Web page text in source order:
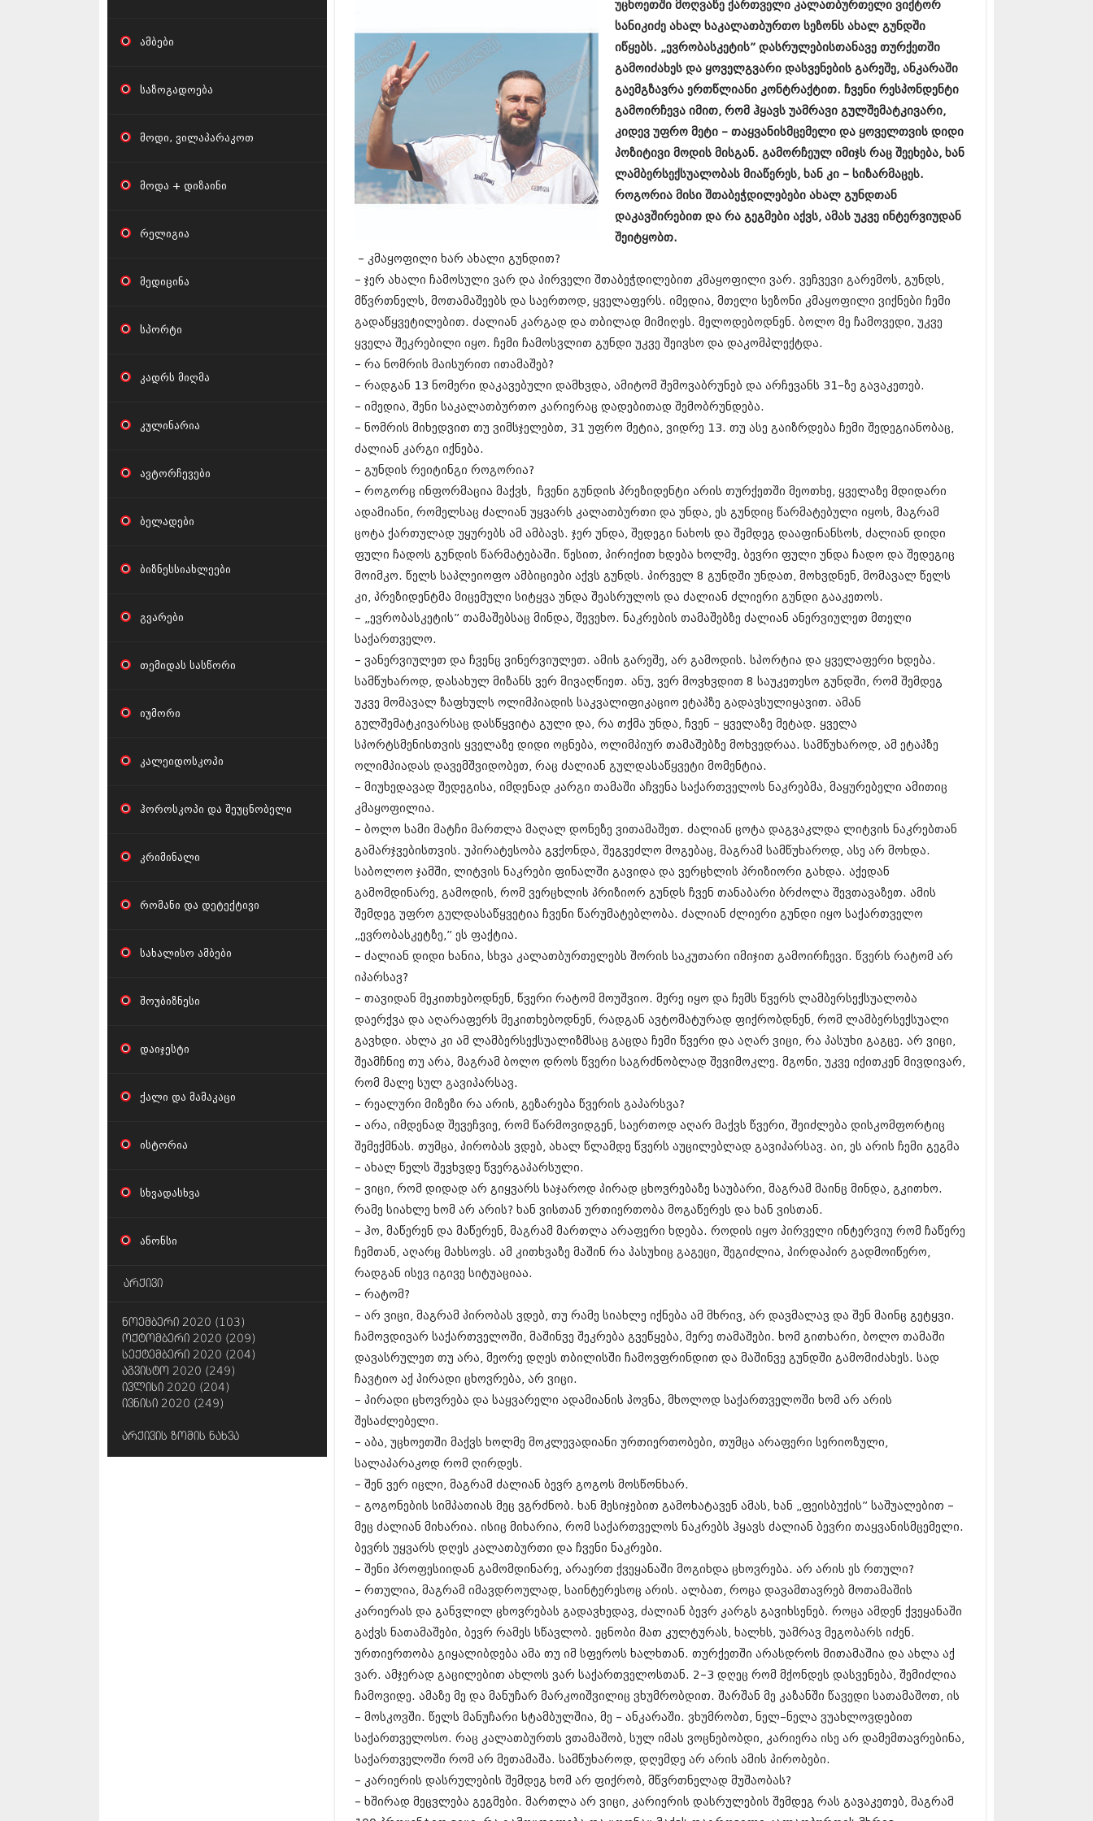
სექტემბერი 2017 (261)
აგვისტო 2017 (212)
ივლისი 2017 (233)
მაისი 2017 (216)
აპრილი 2017 (220)
მარტი 2017 (212)
თებერვალი 2017 (205)
იანვარი 2017 (246)
დეკემბერი 2016 (207)
ნოემბერი 2016 (207)
ოქტომბერი 2016 (257)
სექტემბერი 2016 (224)
აგვისტო 2016 (258)
ივლისი 2016 (211)
აპრილი 2016 (215)
მარტი 2016 (200)
თებერვალი 2016 (250)
იანვარი 2016 (206)
დეკემბერი 2015 (207)
ოქტომბერი 2015 (204)
სექტემბერი 2015 (215)
აგვისტო 2015 (286)
ივლისი 2015 (173)
მარტი 2015 (365)
თებერვალი 2015 (286)
იანვარი 2015 (247)
დეკემბერი 2014 (342)
ნოემბერი 2014 (290)
ოქტომბერი 2014 (292)
სექტემბერი 2014 (394)
აგვისტო 2014 (248)
ივლისი 2014 (313)
მაისი 2014 (313)
აპრილი 2014 (290)
თებერვალი 2014 (318)
იანვარი 2014 (297)
დეკემბერი 2013 (365)
ნოემბერი 2013 (279)
ოქტომბერი 2013 (256)
სექტემბერი 2013 (368)
ივლისი 2013 (182)
ივნისი 2013 (212)
მაისი 2013 (259)
აპრილი 2013 (304)
მარტი 2013 (352)
იანვარი 2013 (334)
ნოემბერი 2012 (295)
აგვისტო 2012 (268)
ივლისი 2012 (322)
ივნისი 2012 (282)
მაისი 2012 (240)
აპრილი 2012 (294)
თებერვალი 2012 (376)
ნოემბერი 2011 (471)
ოქტომბერი 2011 (754)
აგვისტო 2011 (249)
ივლისი 2011 (400)
ივნისი 2011 (438)
მაისი 2011 (415)
აპრილი 2011 (294)
მარტი 2011 (654)
(157)
ნოემბერი 2010 (422)
ოქტომბერი 2010 (341)
აგვისტო 2010 (461)
ივლისი 2010 (556)
მაისი 2010 (232)
თებერვალი 2010 (421)
იანვარი 2010 (422)
დეკემბერი 2009 (510)
ოქტომბერი 2009 (382)
სექტემბერი 2009 (541)
აგვისტო 2009 (14)
ივლისი 2009 (118)
თებერვალი 0216 (1)
დეკემბერი 0215 (1)
ოქტომბერი 0215 (1)
აგვისტო 0215 (2)
აგვისტო 0212 (1)
ივნისი 0212 (2)
ნოემბერი 0201 (1)
ამბები
საზოგადოება
მოდი, ვილაპარაკოთ
მოდა + დიზაინი
რელიგია
მედიცინა
სპორტი
კადრს მიღმა
კულინარია
ავტორჩევები
ბელადები
ბიზნესსიახლეები
გვარები
თემიდას სასწორი
იუმორი
კალეიდოსკოპი
ჰოროსკოპი და შეუცნობელი
კრიმინალი
რომანი და დეტექტივი
სახალისო ამბები
შოუბიზნესი
დაიჯესტი
ქალი და მამაკაცი
ისტორია
სხვადასხვა
ანონსი
არქივი
ნოემბერი 2020 (103)
ოქტომბერი 2020 (209)
სექტემბერი 2020 (204)
აგვისტო 2020 (249)
ივლისი 2020 (204)
ივნისი 2020 (249)
არქივის ზომის ნახვა
უცხოეთში მოღვაწე ქართველი კალათბურთელი ვიქტორ
სანიკიძე ახალ საკალათბურთო სეზონს ახალ გუნდში
იწყებს. „ევრობასკეტის” დასრულებისთანავე თურქეთში
გამოიძახეს და ყოველგვარი დასვენების გარეშე, ანკარაში
გაემგზავრა ერთწლიანი კონტრაქტით. ჩვენი რესპონდენტი
გამოირჩევა იმით, რომ ჰყავს უამრავი გულშემატკივარი,
კიდევ უფრო მეტი – თაყვანისმცემელი და ყოველთვის დიდი
პოზიტივი მოდის მისგან. გამორჩეულ იმიჯს რაც შეეხება, ხან
ლამბერსექსუალობას მიაწერეს, ხან კი – სიზარმაცეს.
როგორია მისი შთაბეჭდილებები ახალ გუნდთან
დაკავშირებით და რა გეგმები აქვს, ამას უკვე ინტერვიუდან
შეიტყობთ.
– კმაყოფილი ხარ ახალი გუნდით?
– ჯერ ახალი ჩამოსული ვარ და პირველი შთაბეჭდილებით კმაყოფილი ვარ. ვეჩვევი გარემოს, გუნდს,
მწვრთნელს, მოთამაშეებს და საერთოდ, ყველაფერს. იმედია, მთელი სეზონი კმაყოფილი ვიქნები ჩემი
გადაწყვეტილებით. ძალიან კარგად და თბილად მიმიღეს. მელოდებოდნენ. ბოლო მე ჩამოვედი, უკვე
ყველა შეკრებილი იყო. ჩემი ჩამოსვლით გუნდი უკვე შეივსო და დაკომპლექტდა.
– რა ნომრის მაისურით ითამაშებ?
– რადგან 13 ნომერი დაკავებული დამხვდა, ამიტომ შემოვაბრუნებ და არჩევანს 31–ზე გავაკეთებ.
– იმედია, შენი საკალათბურთო კარიერაც დადებითად შემობრუნდება.
– ნომრის მიხედვით თუ ვიმსჯელებთ, 31 უფრო მეტია, ვიდრე 13. თუ ასე გაიზრდება ჩემი შედეგიანობაც,
ძალიან კარგი იქნება.
– გუნდის რეიტინგი როგორია?
– როგორც ინფორმაცია მაქვს, ჩვენი გუნდის პრეზიდენტი არის თურქეთში მეოთხე, ყველაზე მდიდარი
ადამიანი, რომელსაც ძალიან უყვარს კალათბურთი და უნდა, ეს გუნდიც წარმატებული იყოს, მაგრამ
ცოტა ქართულად უყურებს ამ ამბავს. ჯერ უნდა, შედეგი ნახოს და შემდეგ დააფინანსოს, ძალიან დიდი
ფული ჩადოს გუნდის წარმატებაში. წესით, პირიქით ხდება ხოლმე, ბევრი ფული უნდა ჩადო და შედეგიც
მოიმკო. წელს საპლეიოფო ამბიციები აქვს გუნდს. პირველ 8 გუნდში უნდათ, მოხვდნენ, მომავალ წელს
კი, პრეზიდენტმა მიცემული სიტყვა უნდა შეასრულოს და ძალიან ძლიერი გუნდი გააკეთოს.
– „ევრობასკეტის” თამაშებსაც მინდა, შევეხო. ნაკრების თამაშებზე ძალიან ანერვიულეთ მთელი
საქართველო.
– ვანერვიულეთ და ჩვენც ვინერვიულეთ. ამის გარეშე, არ გამოდის. სპორტია და ყველაფერი ხდება.
სამწუხაროდ, დასახულ მიზანს ვერ მივაღწიეთ. ანუ, ვერ მოვხვდით 8 საუკეთესო გუნდში, რომ შემდეგ
უკვე მომავალ ზაფხულს ოლიმპიადის საკვალიფიკაციო ეტაპზე გადავსულიყავით. ამან
გულშემატკივარსაც დასწყვიტა გული და, რა თქმა უნდა, ჩვენ – ყველაზე მეტად. ყველა
სპორტსმენისთვის ყველაზე დიდი ოცნება, ოლიმპიურ თამაშებზე მოხვედრაა. სამწუხაროდ, ამ ეტაპზე
ოლიმპიადას დავემშვიდობეთ, რაც ძალიან გულდასაწყვეტი მომენტია.
– მიუხედავად შედეგისა, იმდენად კარგი თამაში აჩვენა საქართველოს ნაკრებმა, მაყურებელი ამითიც
კმაყოფილია.
– ბოლო სამი მატჩი მართლა მაღალ დონეზე ვითამაშეთ. ძალიან ცოტა დაგვაკლდა ლიტვის ნაკრებთან
გამარჯვებისთვის. უპირატესობა გვქონდა, შეგვეძლო მოგებაც, მაგრამ სამწუხაროდ, ასე არ მოხდა.
საბოლოო ჯამში, ლიტვის ნაკრები ფინალში გავიდა და ვერცხლის პრიზიორი გახდა. აქედან
გამომდინარე, გამოდის, რომ ვერცხლის პრიზიორ გუნდს ჩვენ თანაბარი ბრძოლა შევთავაზეთ. ამის
შემდეგ უფრო გულდასაწყვეტია ჩვენი წარუმატებლობა. ძალიან ძლიერი გუნდი იყო საქართველო
„ევრობასკეტზე,” ეს ფაქტია.
– ძალიან დიდი ხანია, სხვა კალათბურთელებს შორის საკუთარი იმიჯით გამოირჩევი. წვერს რატომ არ
იპარსავ?
– თავიდან მეკითხებოდნენ, წვერი რატომ მოუშვიო. მერე იყო და ჩემს წვერს ლამბერსექსუალობა
დაერქვა და აღარაფერს მეკითხებოდნენ, რადგან ავტომატურად ფიქრობდნენ, რომ ლამბერსექსუალი
გავხდი. ახლა კი ამ ლამბერსექსუალიზმსაც გაცდა ჩემი წვერი და აღარ ვიცი, რა პასუხი გაგცე. არ ვიცი,
შეამჩნიე თუ არა, მაგრამ ბოლო დროს წვერი საგრძნობლად შევიმოკლე. მგონი, უკვე იქითკენ მივდივარ,
რომ მალე სულ გავიპარსავ.
– რეალური მიზეზი რა არის, გეზარება წვერის გაპარსვა?
– არა, იმდენად შევეჩვიე, რომ წარმოვიდგენ, საერთოდ აღარ მაქვს წვერი, შეიძლება დისკომფორტიც
შემექმნას. თუმცა, პირობას ვდებ, ახალ წლამდე წვერს აუცილებლად გავიპარსავ. აი, ეს არის ჩემი გეგმა
– ახალ წელს შევხვდე წვერგაპარსული.
– ვიცი, რომ დიდად არ გიყვარს საჯაროდ პირად ცხოვრებაზე საუბარი, მაგრამ მაინც მინდა, გკითხო.
რამე სიახლე ხომ არ არის? ხან ვისთან ურთიერთობა მოგაწერეს და ხან ვისთან.
– ჰო, მაწერენ და მაწერენ, მაგრამ მართლა არაფერი ხდება. როდის იყო პირველი ინტერვიუ რომ ჩაწერე
ჩემთან, აღარც მახსოვს. ამ კითხვაზე მაშინ რა პასუხიც გაგეცი, შეგიძლია, პირდაპირ გადმოიწერო,
რადგან ისევ იგივე სიტუაციაა.
– რატომ?
– არ ვიცი, მაგრამ პირობას ვდებ, თუ რამე სიახლე იქნება ამ მხრივ, არ დავმალავ და შენ მაინც გეტყვი.
ჩამოვდივარ საქართველოში, მაშინვე შეკრება გვეწყება, მერე თამაშები. ხომ გითხარი, ბოლო თამაში
დავასრულეთ თუ არა, მეორე დღეს თბილისში ჩამოვფრინდით და მაშინვე გუნდში გამომიძახეს. სად
ჩავტიო აქ პირადი ცხოვრება, არ ვიცი.
– პირადი ცხოვრება და საყვარელი ადამიანის პოვნა, მხოლოდ საქართველოში ხომ არ არის
შესაძლებელი.
– აბა, უცხოეთში მაქვს ხოლმე მოკლევადიანი ურთიერთობები, თუმცა არაფერი სერიოზული,
სალაპარაკოდ რომ ღირდეს.
– შენ ვერ იცლი, მაგრამ ძალიან ბევრ გოგოს მოსწონხარ.
– გოგონების სიმპათიას მეც ვგრძნობ. ხან მესიჯებით გამოხატავენ ამას, ხან „ფეისბუქის” საშუალებით –
მეც ძალიან მიხარია. ისიც მიხარია, რომ საქართველოს ნაკრებს ჰყავს ძალიან ბევრი თაყვანისმცემელი.
ბევრს უყვარს დღეს კალათბურთი და ჩვენი ნაკრები.
– შენი პროფესიიდან გამომდინარე, არაერთ ქვეყანაში მოგიხდა ცხოვრება. არ არის ეს რთული?
– რთულია, მაგრამ იმავდროულად, საინტერესოც არის. ალბათ, როცა დავამთავრებ მოთამაშის
კარიერას და განვლილ ცხოვრებას გადავხედავ, ძალიან ბევრ კარგს გავიხსენებ. როცა ამდენ ქვეყანაში
გაქვს ნათამაშები, ბევრ რამეს სწავლობ. ეცნობი მათ კულტურას, ხალხს, უამრავ მეგობარს იძენ.
ურთიერთობა გიყალიბდება ამა თუ იმ სფეროს ხალხთან. თურქეთში არასდროს მითამაშია და ახლა აქ
ვარ. ამჯერად გაცილებით ახლოს ვარ საქართველოსთან. 2–3 დღეც რომ მქონდეს დასვენება, შემიძლია
ჩამოვიდე. ამაზე მე და მანუჩარ მარკოიშვილიც ვხუმრობდით. შარშან მე კაზანში წავედი სათამაშოთ, ის
– მოსკოვში. წელს მანუჩარი სტამბულშია, მე – ანკარაში. ვხუმრობთ, ნელ–ნელა ვუახლოვდებით
საქართველოსო. რაც კალათბურთს ვთამაშობ, სულ იმას ვოცნებობდი, კარიერა ისე არ დამემთავრებინა,
საქართველოში რომ არ მეთამაშა. სამწუხაროდ, დღემდე არ არის ამის პირობები.
– კარიერის დასრულების შემდეგ ხომ არ ფიქრობ, მწვრთნელად მუშაობას?
– ხშირად მეცვლება გეგმები. მართლა არ ვიცი, კარიერის დასრულების შემდეგ რას გავაკეთებ, მაგრამ